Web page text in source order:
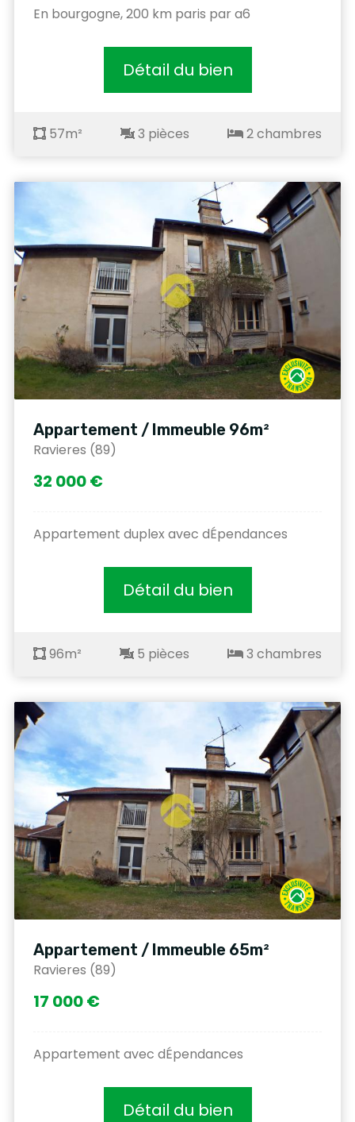
En bourgogne, 200 km paris par a6
Détail du bien
57m² 3 pièces 2 chambres
Appartement / Immeuble 96m²
Ravieres (89)
32 000 €
Appartement duplex avec dÉpendances
Détail du bien
96m² 5 pièces 3 chambres
Appartement / Immeuble 65m²
Ravieres (89)
17 000 €
Appartement avec dÉpendances
Détail du bien